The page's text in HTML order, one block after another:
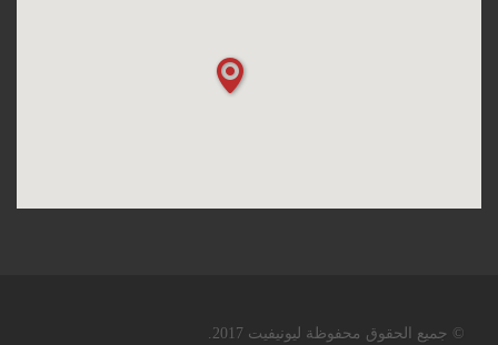
© جميع الحقوق محفوظة ليونيفيت 2017.